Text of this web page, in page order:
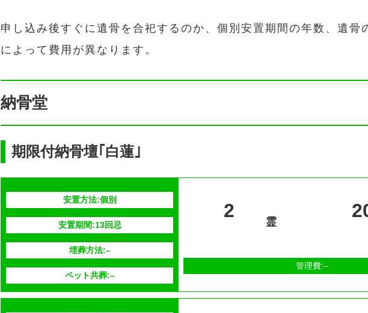
申し込み後すぐに遺骨を合祀するのか、個別安置期間の年数、遺骨
によって費用が異なります。
納骨堂
期限付納骨壇｢白蓮｣
安置方法:個別
安置期間:13回忌
埋葬方法:–
ペット共葬:–
2
霊
管理費:–